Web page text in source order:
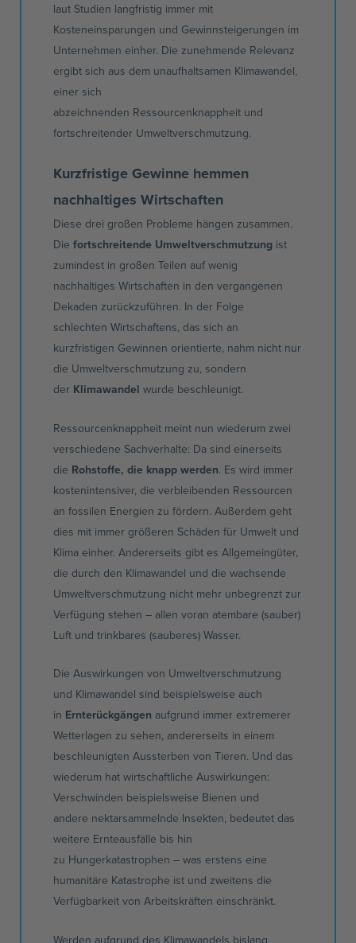
laut Studien langfristig immer mit
Kosteneinsparungen und Gewinnsteigerungen im
Unternehmen einher. Die zunehmende Relevanz
ergibt sich aus dem unaufhaltsamen Klimawandel,
einer sich
abzeichnenden Ressourcenknappheit und
fortschreitender Umweltverschmutzung.
Kurzfristige Gewinne hemmen
nachhaltiges Wirtschaften
Diese drei großen Probleme hängen zusammen.
Diefortschreitende Umweltverschmutzung ist
zumindest in großen Teilen auf wenig
nachhaltiges Wirtschaften in den vergangenen
Dekaden zurückzuführen. In der Folge
schlechtenWirtschaftens, das sich an
kurzfristigen Gewinnen orientierte, nahm nicht nur
die Umweltverschmutzung zu, sondern
der Klimawandel wurde beschleunigt.
Ressourcenknappheit meint nun wiederum zwei
verschiedene Sachverhalte: Da sind einerseits
die Rohstoffe, die knapp werden. Es wird immer
kostenintensiver, die verbleibenden Ressourcen
an fossilen Energien zu fördern. Außerdem geht
dies mit immer größeren Schäden für Umwelt und
Klima einher. Andererseits gibt esAllgemeingüter,
die durch den Klimawandel und die wachsende
Umweltverschmutzung nicht mehr unbegrenzt zur
Verfügung stehen – allen voran atembare (sauber)
Luft und trinkbares (sauberes) Wasser.
Die Auswirkungen von Umweltverschmutzung
und Klimawandel sind beispielsweise auch
in Ernterückgängen aufgrund immer extremerer
Wetterlagen zu sehen, andererseits in einem
beschleunigten Aussterben von Tieren. Und das
wiederum hat wirtschaftliche Auswirkungen:
Verschwinden beispielsweise Bienen und
andere nektarsammelnde Insekten, bedeutet das
weitere Ernteausfälle bis hin
zu Hungerkatastrophen – was erstens eine
humanitäre Katastrophe ist und zweitens die
Verfügbarkeit von Arbeitskräften einschränkt.
Werden aufgrund des Klimawandels bislang